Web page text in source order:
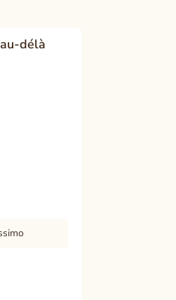
délà